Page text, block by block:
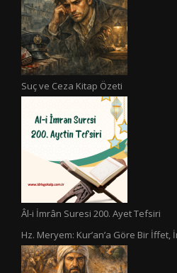
Suç ve Ceza Kitap Özeti
Âl-i İmrân Suresi 200. Ayet Tefsiri
Hz. Meryem: Kur’an’a Göre Bir